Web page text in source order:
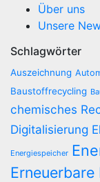
Über uns
Unsere
Schlagwörter
Auszeichnung
Baustoffrecycling
chemisches
Digitalisierung
Energiespeicher
Erneuerbare